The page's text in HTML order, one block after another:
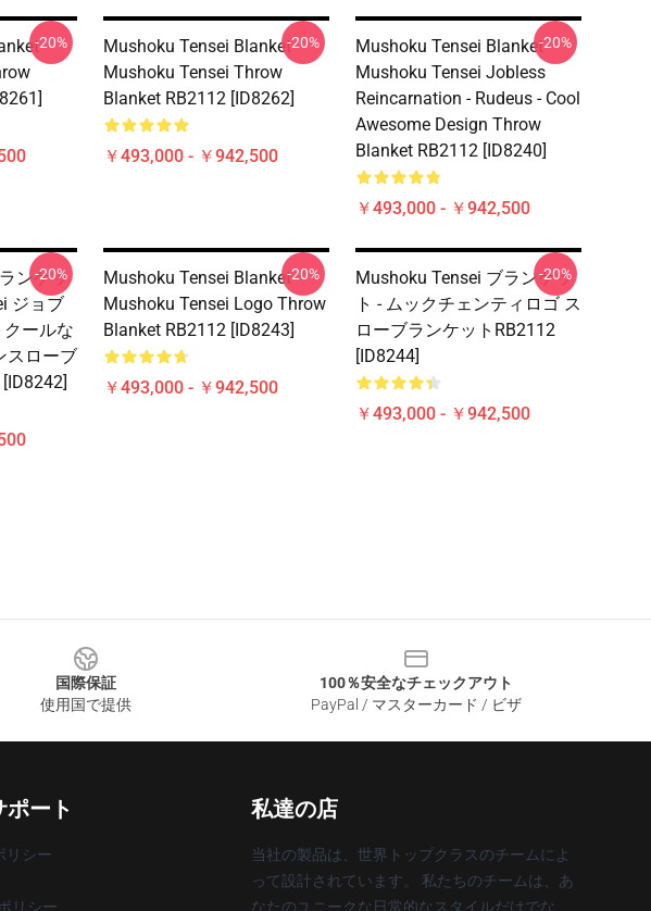
-
-20%
Mushoku Tensei Blanket -
Mushoku Tensei Throw
Blanket RB2112 [ID8262]
￥493,000 - ￥942,500
-20%
Mushoku Tensei Blanket -
Mushoku Tensei Jobless
Reincarnation - Rudeus - Cool
Awesome Design Throw
Blanket RB2112 [ID8240]
￥493,000 - ￥942,500
-20%
ンケッ
ジョブ
クールな
スローブ
-20%
Mushoku Tensei Blanket -
Mushoku Tensei Logo Throw
Blanket RB2112 [ID8243]
￥493,000 - ￥942,500
-20%
Mushoku Tensei ブランケッ
ト - ムックチェンティロゴ ス
ローブランケットRB2112
[ID8244]
￥493,000 - ￥942,500
-20%
国際保証
使用国で提供
100％安全なチェックアウト
PayPal / マスターカード / ビザ
ポート
リシー
リシー
私達の店
当社の製品は、世界トップクラスのチームによ
って設計されています。 私たちのチームは、あ
なたのユニークな日常的なスタイルだけでな